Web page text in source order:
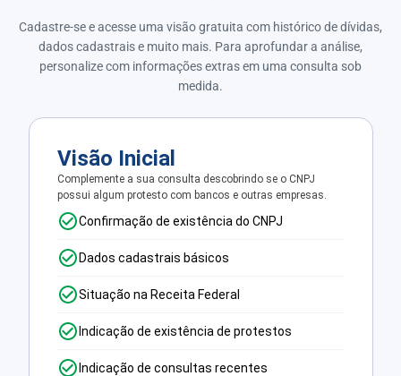
Cadastre-se e acesse uma visão gratuita com histórico de dívidas,
dados cadastrais e muito mais. Para aprofundar a análise,
personalize com informações extras em uma consulta sob
medida.
Visão Inicial
Complemente a sua consulta descobrindo se o CNPJ
possui algum protesto com bancos e outras empresas.
Confirmação de existência do CNPJ
Dados cadastrais básicos
Situação na Receita Federal
Indicação de existência de protestos
Indicação de consultas recentes